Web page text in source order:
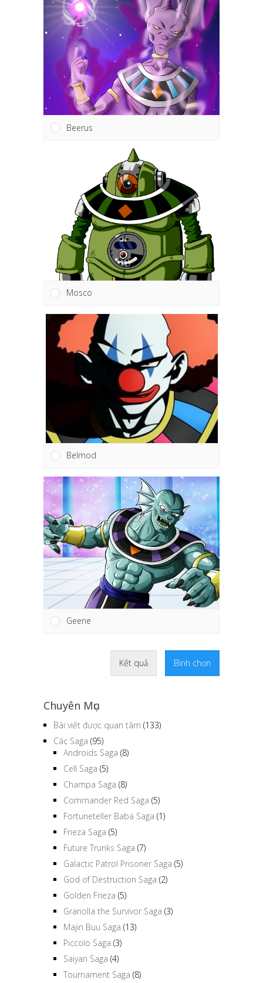
Beerus
Mosco
Belmod
Geene
Kết quả Bình chọn
Chuyên Mục
Bài viết được quan tâm (133)
Các Saga (95)
Androids Saga (8)
Cell Saga (5)
Champa Saga (8)
Commander Red Saga (5)
Fortuneteller Baba Saga (1)
Frieza Saga (5)
Future Trunks Saga (7)
Galactic Patrol Prisoner Saga (5)
God of Destruction Saga (2)
Golden Frieza (5)
Granolla the Survivor Saga (3)
Majin Buu Saga (13)
Piccolo Saga (3)
Saiyan Saga (4)
Tournament Saga (8)